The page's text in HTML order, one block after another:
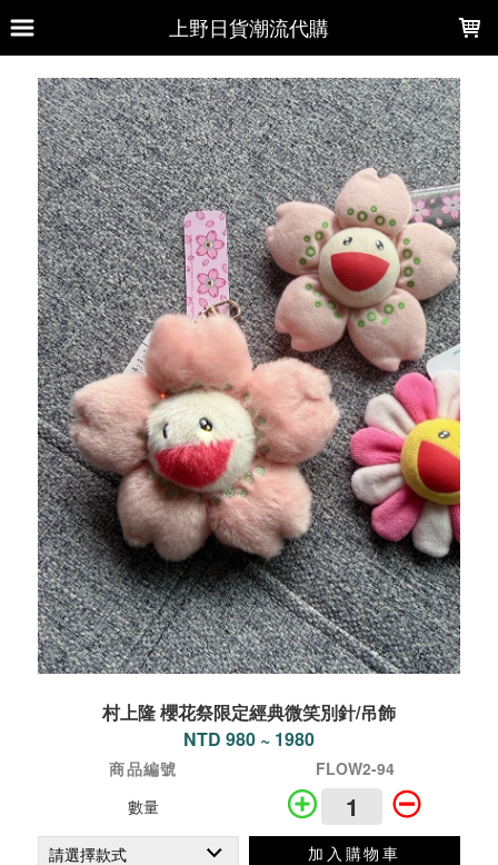
上野日貨潮流代購
村上隆 櫻花祭限定經典微笑別針/吊飾
NTD 980 ~ 1980
商品編號
FLOW2-94
數量
加入購物車